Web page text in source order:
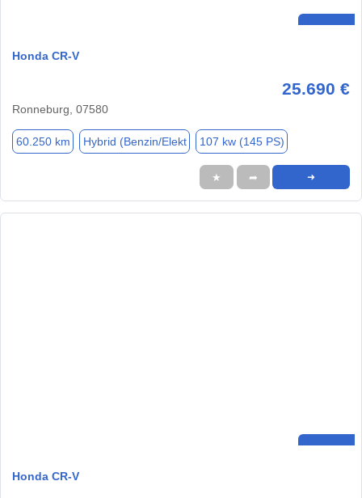
Honda CR-V
25.690 €
Ronneburg, 07580
60.250 km Hybrid (Benzin/Elekt 107 kw (145 PS)
★ ➦ ➜
Honda CR-V